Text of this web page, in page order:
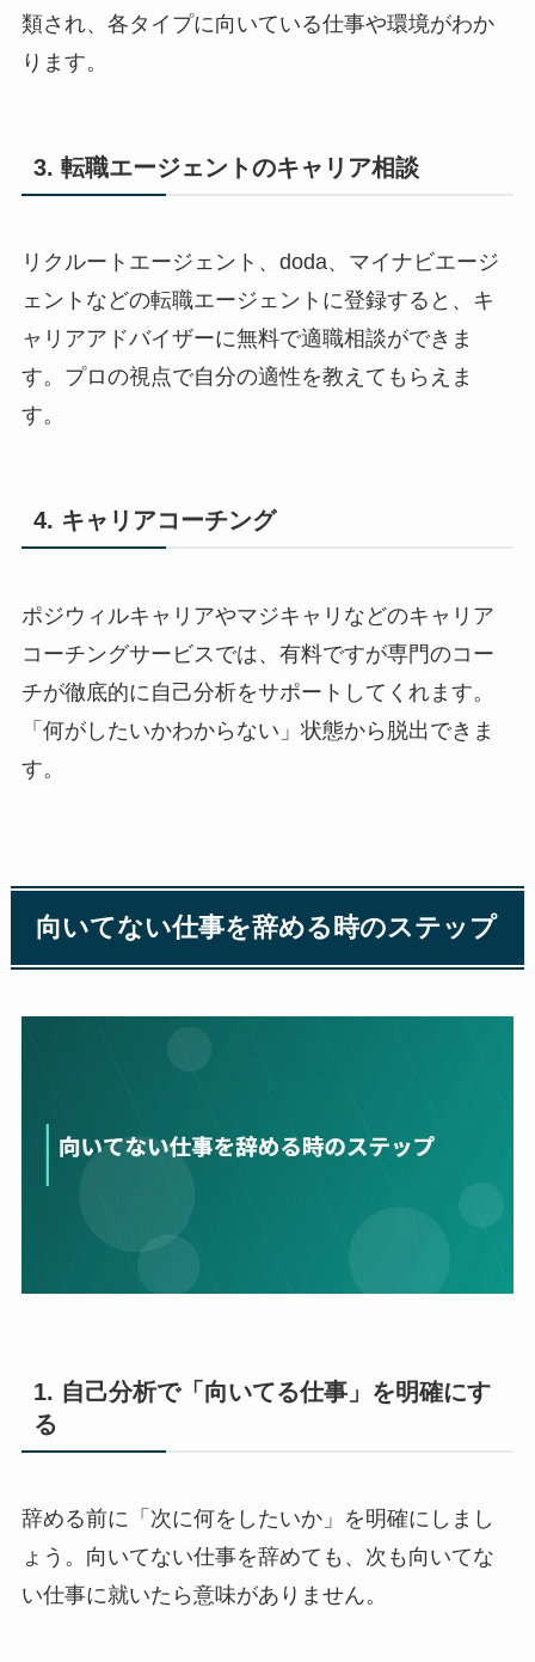
類され、各タイプに向いている仕事や環境がわか
ります。
3. 転職エージェントのキャリア相談
リクルートエージェント、doda、マイナビエージ
ェントなどの転職エージェントに登録すると、キ
ャリアアドバイザーに無料で適職相談ができま
す。プロの視点で自分の適性を教えてもらえま
す。
4. キャリアコーチング
ポジウィルキャリアやマジキャリなどのキャリア
コーチングサービスでは、有料ですが専門のコー
チが徹底的に自己分析をサポートしてくれます。
「何がしたいかわからない」状態から脱出できま
す。
向いてない仕事を辞める時のステップ
1. 自己分析で「向いてる仕事」を明確にす
る
辞める前に「次に何をしたいか」を明確にしまし
ょう。向いてない仕事を辞めても、次も向いてな
い仕事に就いたら意味がありません。